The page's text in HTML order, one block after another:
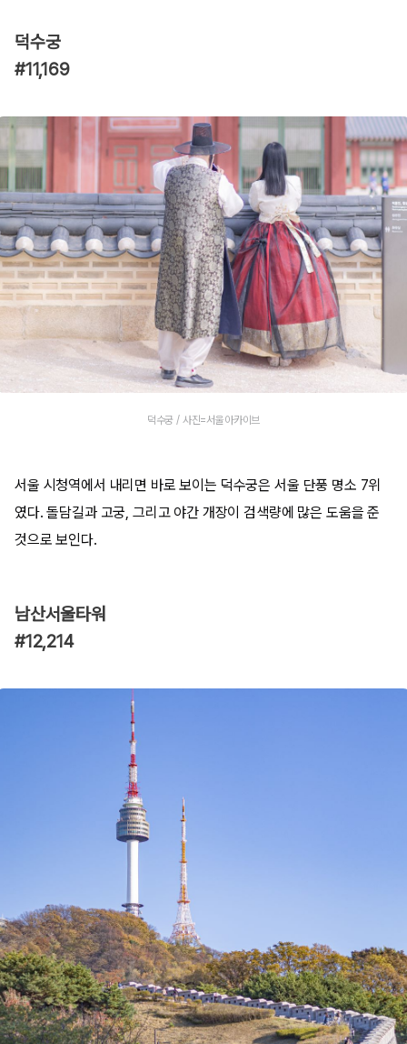
덕수궁
#11,169
덕수궁 / 사진=서울아카이브
서울 시청역에서 내리면 바로 보이는 덕수궁은 서울 단풍 명소 7위
였다. 돌담길과 고궁, 그리고 야간 개장이 검색량에 많은 도움을 준
것으로 보인다.
남산서울타워
#12,214